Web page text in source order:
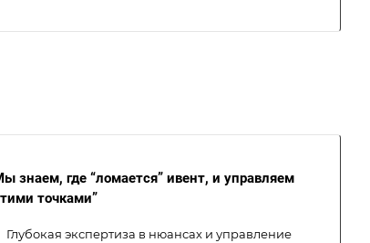
знаем, где “ломается” ивент, и управляем
точками”
Глубокая экспертиза в нюансах и управление